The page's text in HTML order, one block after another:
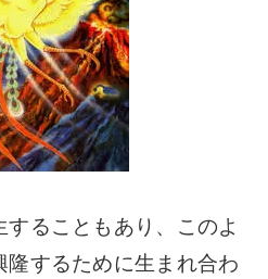
ることもあり、このよ
隆するために生まれ合わ